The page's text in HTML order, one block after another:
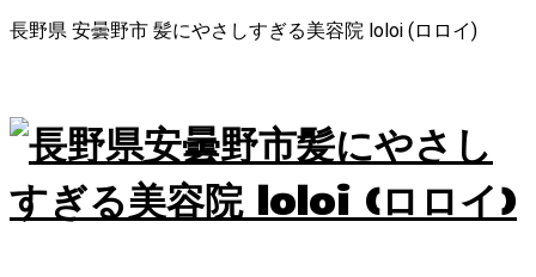
長野県 安曇野市 髪にやさしすぎる美容院 loloi (ロロイ)